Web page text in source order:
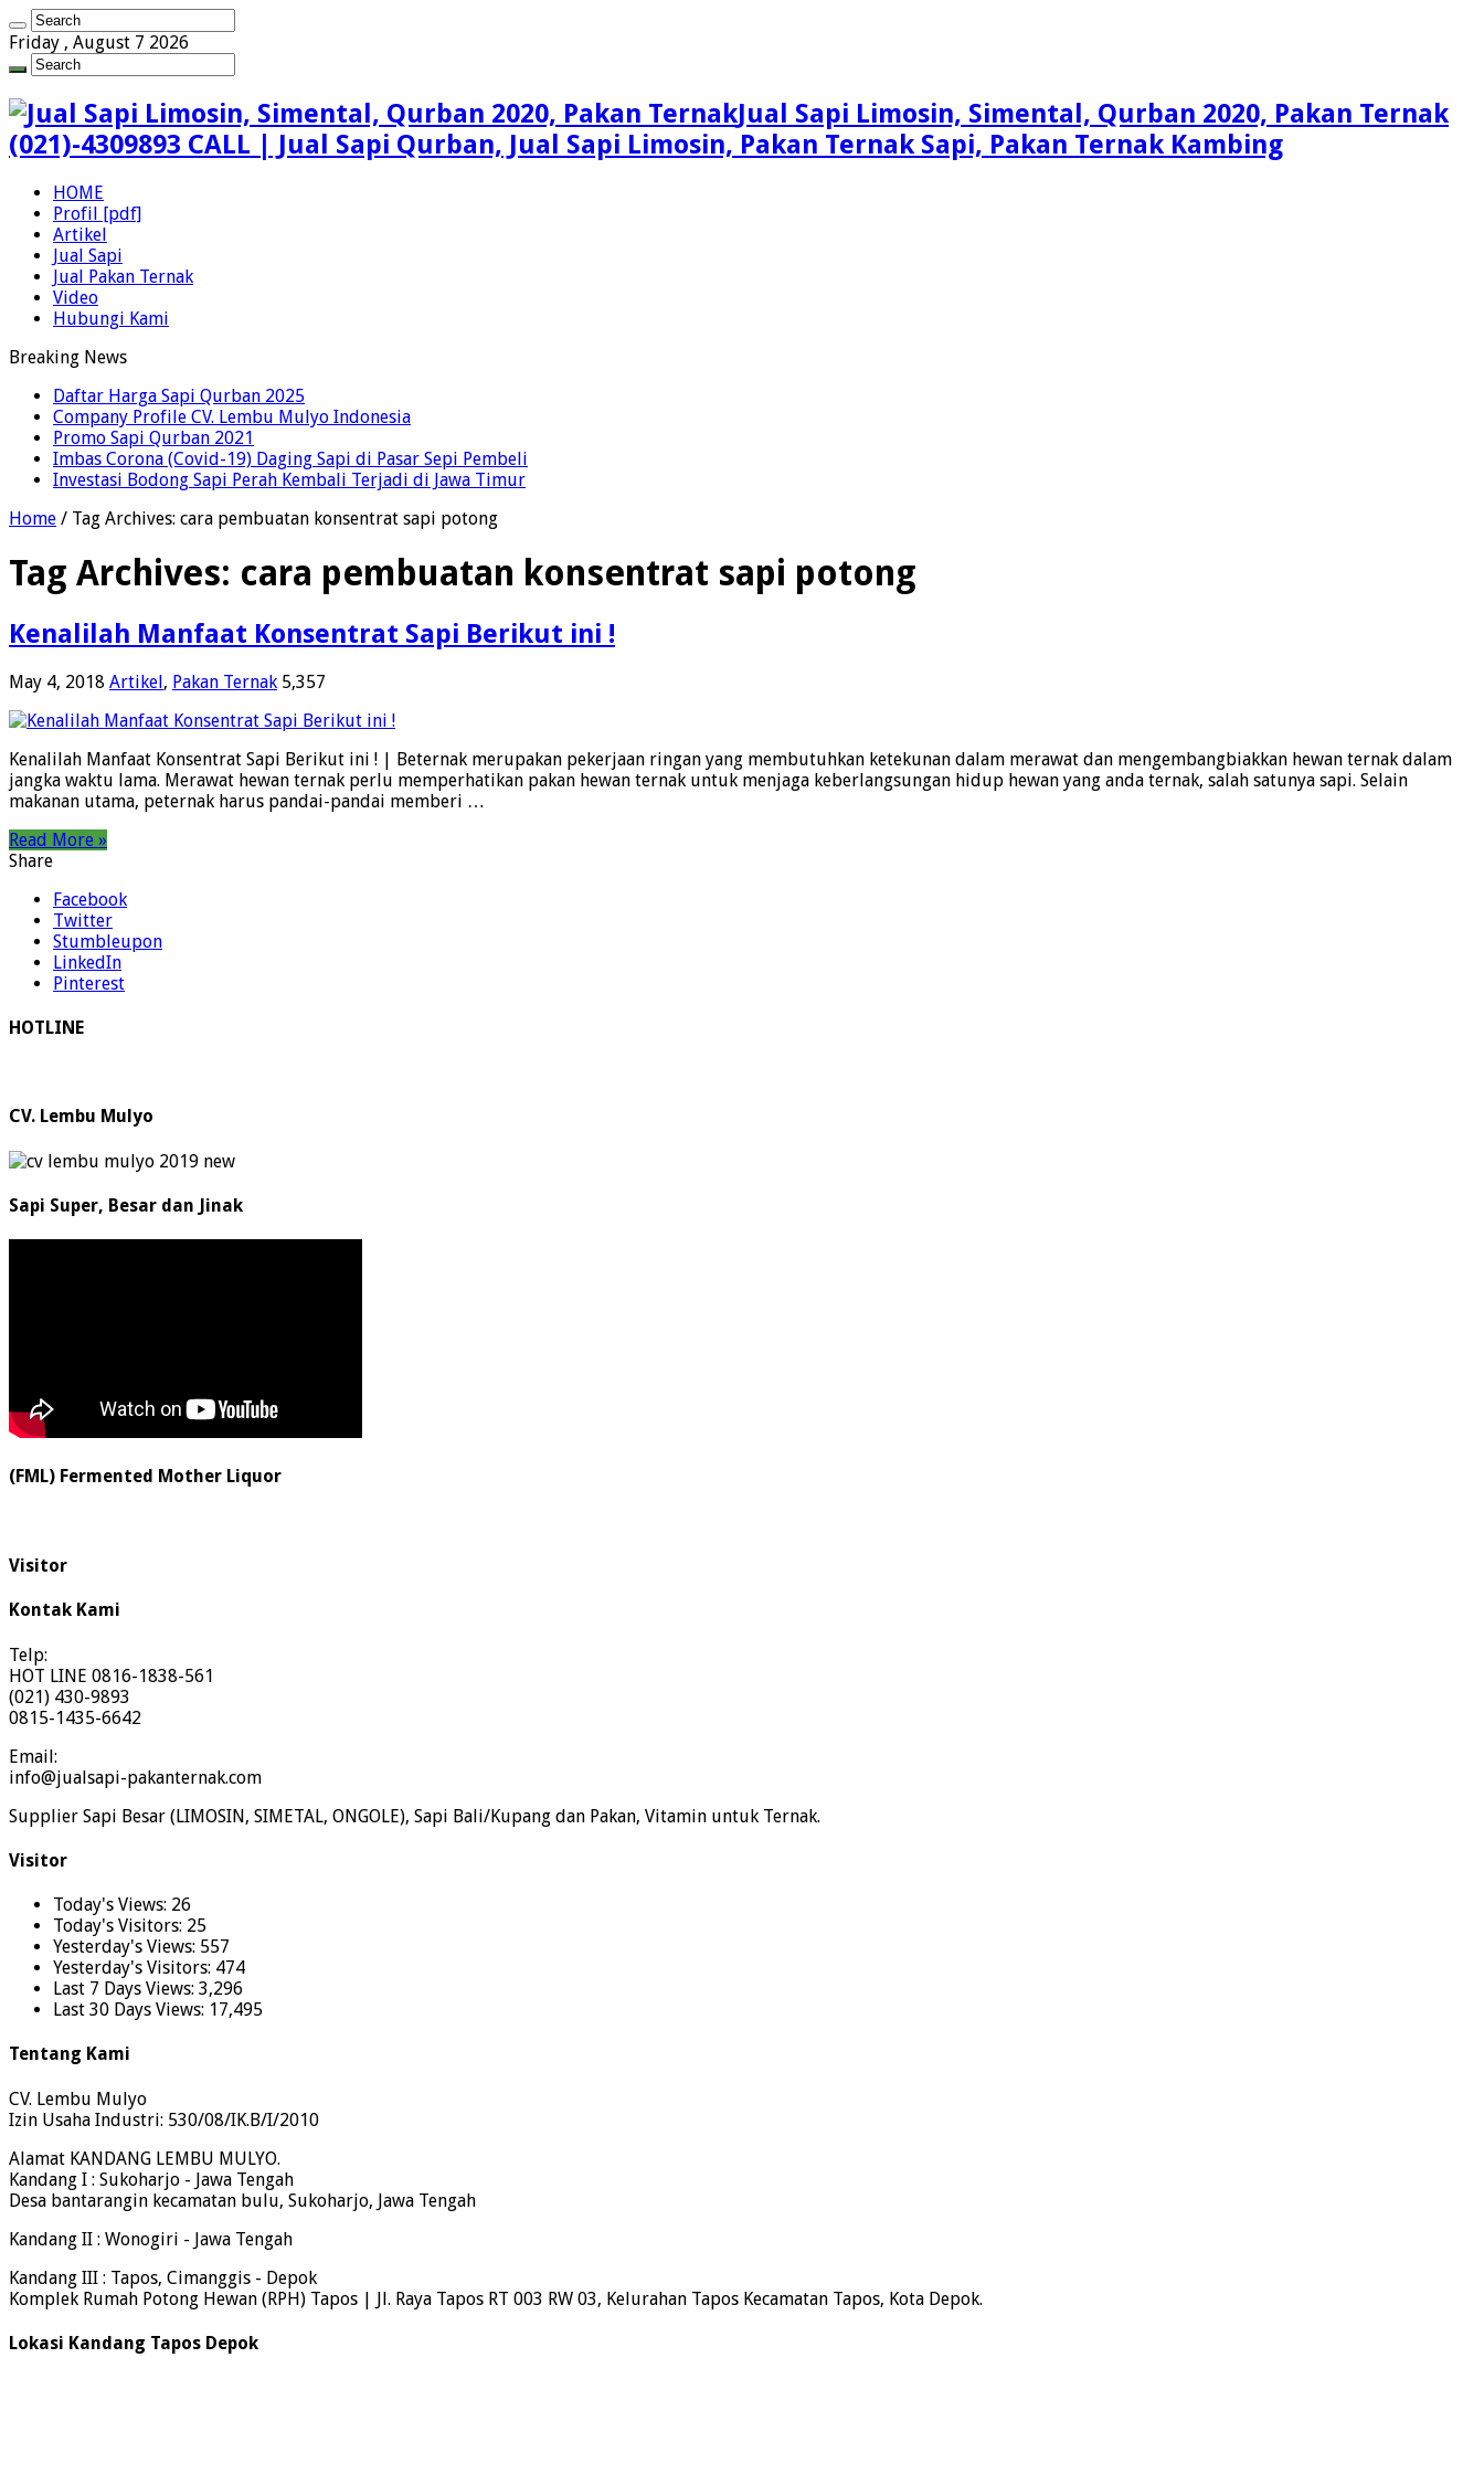
Friday , August 7 2026
Jual Sapi Limosin, Simental, Qurban 2020, Pakan Ternak
(021)-4309893 CALL | Jual Sapi Qurban, Jual Sapi Limosin, Pakan Ternak Sapi, Pakan Ternak Kambing
HOME
Profil [pdf]
Artikel
Jual Sapi
Jual Pakan Ternak
Video
Hubungi Kami
Breaking News
Daftar Harga Sapi Qurban 2025
Company Profile CV. Lembu Mulyo Indonesia
Promo Sapi Qurban 2021
Imbas Corona (Covid-19) Daging Sapi di Pasar Sepi Pembeli
Investasi Bodong Sapi Perah Kembali Terjadi di Jawa Timur
Home / Tag Archives: cara pembuatan konsentrat sapi potong
Tag Archives: cara pembuatan konsentrat sapi potong
Kenalilah Manfaat Konsentrat Sapi Berikut ini !
May 4, 2018 Artikel, Pakan Ternak 5,357
Kenalilah Manfaat Konsentrat Sapi Berikut ini ! | Beternak merupakan pekerjaan ringan yang membutuhkan ketekunan dalam merawat dan mengembangbiakkan hewan ternak dalam
jangka waktu lama. Merawat hewan ternak perlu memperhatikan pakan hewan ternak untuk menjaga keberlangsungan hidup hewan yang anda ternak, salah satunya sapi. Selain
makanan utama, peternak harus pandai-pandai memberi …
Read More »
Share
Facebook
Twitter
Stumbleupon
LinkedIn
Pinterest
HOTLINE
CV. Lembu Mulyo
Sapi Super, Besar dan Jinak
(FML) Fermented Mother Liquor
Visitor
Kontak Kami
Telp:
HOT LINE 0816-1838-561
(021) 430-9893
0815-1435-6642
Email:
info@jualsapi-pakanternak.com
Supplier Sapi Besar (LIMOSIN, SIMETAL, ONGOLE), Sapi Bali/Kupang dan Pakan, Vitamin untuk Ternak.
Visitor
Today's Views: 26
Today's Visitors: 25
Yesterday's Views: 557
Yesterday's Visitors: 474
Last 7 Days Views: 3,296
Last 30 Days Views: 17,495
Tentang Kami
CV. Lembu Mulyo
Izin Usaha Industri: 530/08/IK.B/I/2010
Alamat KANDANG LEMBU MULYO.
Kandang I : Sukoharjo - Jawa Tengah
Desa bantarangin kecamatan bulu, Sukoharjo, Jawa Tengah
Kandang II : Wonogiri - Jawa Tengah
Kandang III : Tapos, Cimanggis - Depok
Komplek Rumah Potong Hewan (RPH) Tapos | Jl. Raya Tapos RT 003 RW 03, Kelurahan Tapos Kecamatan Tapos, Kota Depok.
Lokasi Kandang Tapos Depok